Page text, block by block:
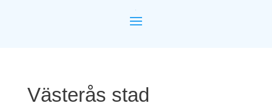
Västerås stad